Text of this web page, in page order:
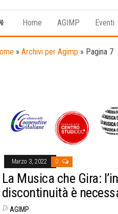
Home AGIMP Eventi
» Archivi per Agimp » Pagina 7
Marzo 3, 2022 0
La Musica che Gira:
discontinuità è
Di AGIMP